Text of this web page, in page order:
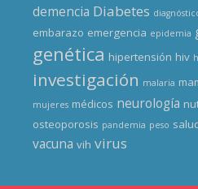
demencia Diabetes
embarazo emergencia epidemia
genética hipertensión hiv
investigación malaria
mujeres médicos neurología
osteoporosis pandemia peso
vacuna vih virus